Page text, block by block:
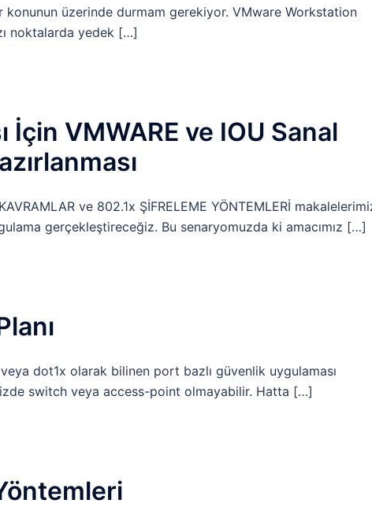
üzerinde durmam gerekiyor. VMware Workstation
noktalarda yedek […]
İçin VMWARE ve IOU Sanal
ve 802.1x ŞİFRELEME YÖNTEMLERİ
gerçekleştireceğiz. Bu senaryomuzda ki amacımız […]
dot1x olarak bilinen port bazlı güvenlik uygulaması
switch veya access-point olmayabilir. Hatta […]